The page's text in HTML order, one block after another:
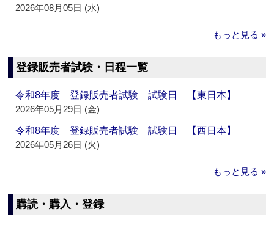
2026年08月05日 (水)
もっと見る »
登録販売者試験・日程一覧
令和8年度 登録販売者試験 試験日 【東日本】
2026年05月29日 (金)
令和8年度 登録販売者試験 試験日 【西日本】
2026年05月26日 (火)
もっと見る »
購読・購入・登録